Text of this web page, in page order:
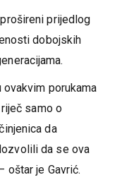
prijedlog
dobojskih
porukama
samo o
da
da se ova
oštar je Gavrić.